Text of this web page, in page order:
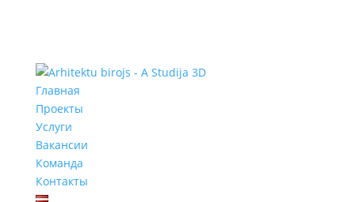
Главная
Проекты
Услуги
Вакансии
Команда
Контакты